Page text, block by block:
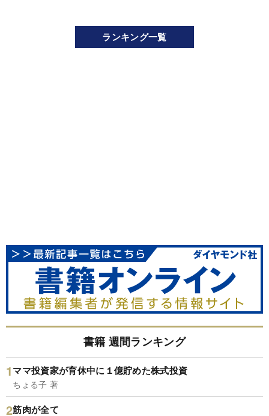
ランキング一覧
書籍 週間ランキング
ママ投資家が育休中に１億貯めた株式投資
ちょる子 著
筋肉が全て